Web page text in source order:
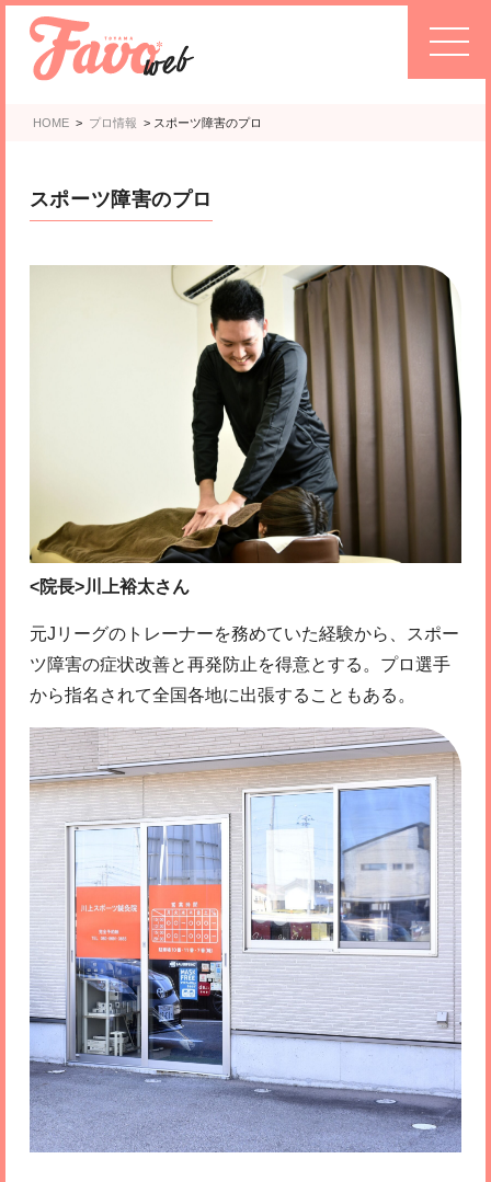
HOME > プロ情報 > スポーツ障害のプロ
スポーツ障害のプロ
<院長>川上裕太さん
元Jリーグのトレーナーを務めていた経験から、スポー
ツ障害の症状改善と再発防止を得意とする。プロ選手
から指名されて全国各地に出張することもある。